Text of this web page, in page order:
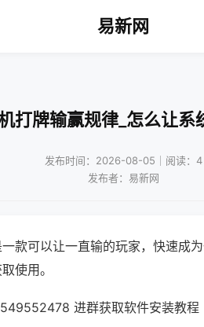
易新网
打牌输赢规律_怎么让
发布时间：2026-08-05｜阅读：4
发布者：易新网
款可以让一直输的玩家，快速成
使用。
进群获取软件安装教程